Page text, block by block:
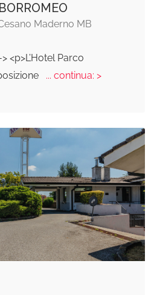
Maderno MB
<p>L’Hotel Parco
... continua: >